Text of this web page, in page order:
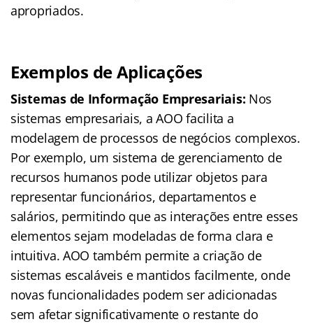
apropriados.
Exemplos de Aplicações
Sistemas de Informação Empresariais: Nos
sistemas empresariais, a AOO facilita a
modelagem de processos de negócios complexos.
Por exemplo, um sistema de gerenciamento de
recursos humanos pode utilizar objetos para
representar funcionários, departamentos e
salários, permitindo que as interações entre esses
elementos sejam modeladas de forma clara e
intuitiva. AOO também permite a criação de
sistemas escaláveis e mantidos facilmente, onde
novas funcionalidades podem ser adicionadas
sem afetar significativamente o restante do